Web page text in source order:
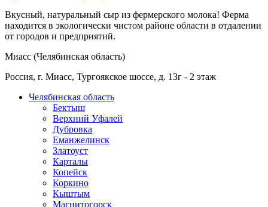
Вкусный, натуральный сыр из фермерского молока! Ферма
находится в экологически чистом районе области в отдалении
от городов и предприятий.
Миасс (Челябинская область)
Россия, г. Миасс, Тургоякское шоссе, д. 13г - 2 этаж
Челябинская область
Бектыш
Верхний Уфалей
Дубровка
Еманжелинск
Златоуст
Карталы
Копейск
Коркино
Кыштым
Магнитогорск